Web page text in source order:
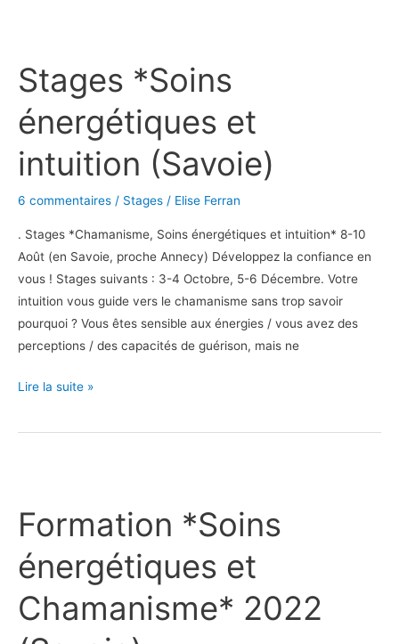
Stages *Soins
énergétiques et
intuition (Savoie)
6 commentaires / Stages / Elise Ferran
. Stages *Chamanisme, Soins énergétiques et intuition* 8-10
Août (en Savoie, proche Annecy) Développez la confiance en
vous ! Stages suivants : 3-4 Octobre, 5-6 Décembre. Votre
intuition vous guide vers le chamanisme sans trop savoir
pourquoi ? Vous êtes sensible aux énergies / vous avez des
perceptions / des capacités de guérison, mais ne
énergétiques
et
intuition
Lire la suite »
Formation *Soins
énergétiques et
Chamanisme* 2022
énergétiques
et
Chamanisme*
(Savoie)